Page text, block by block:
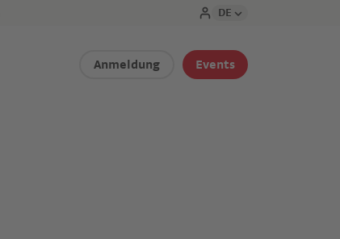
DE
Anmeldung Events